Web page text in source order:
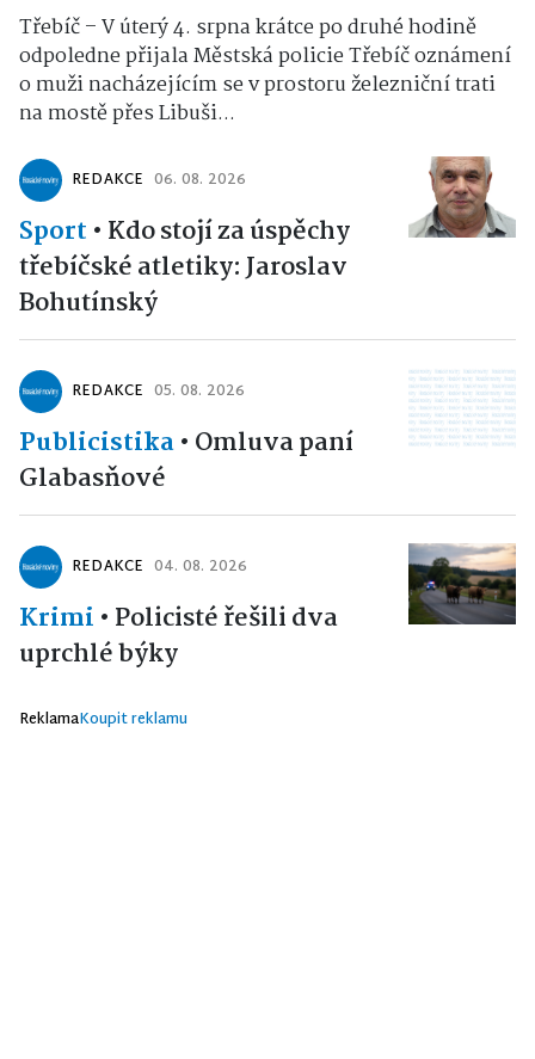
Třebíč – V úterý 4. srpna krátce po druhé hodině
odpoledne přijala Městská policie Třebíč oznámení
o muži nacházejícím se v prostoru železniční trati
na mostě přes Libuši...
REDAKCE 06. 08. 2026
Sport • Kdo stojí za úspěchy
třebíčské atletiky: Jaroslav
Bohutínský
REDAKCE 05. 08. 2026
Publicistika• Omluva paní
Glabasňové
REDAKCE 04. 08. 2026
Krimi • Policisté řešili dva
uprchlé býky
ReklamaKoupit reklamu